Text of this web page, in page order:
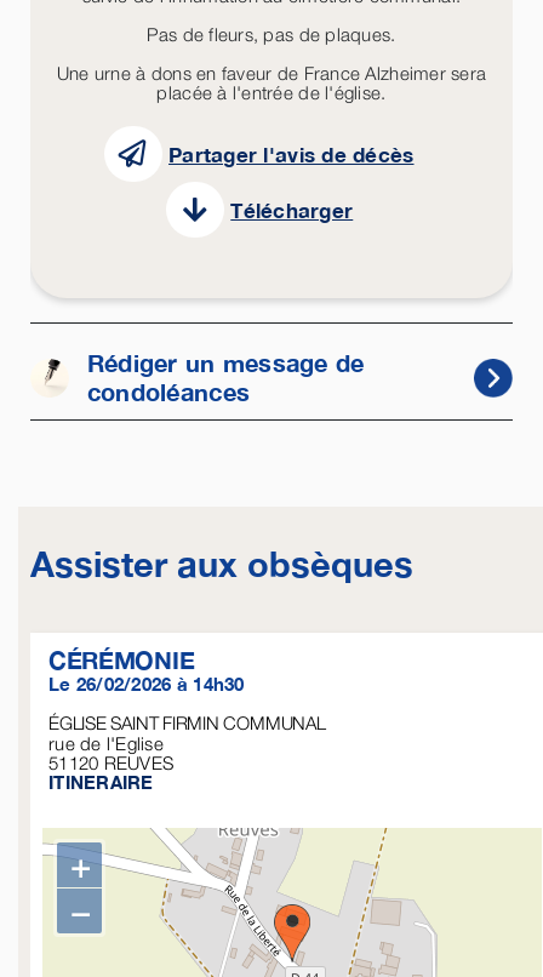
Pas de fleurs, pas de plaques.
Une urne à dons en faveur de France Alzheimer sera
placée à l'entrée de l'église.
Partager l'avis de décès
Télécharger
Rédiger un message de
condoléances
Assister aux obsèques
CÉRÉMONIE
Le 26/02/2026 à 14h30
ÉGLISE SAINT FIRMIN COMMUNAL
rue de l'Eglise
51120 REUVES
ITINERAIRE
+
−